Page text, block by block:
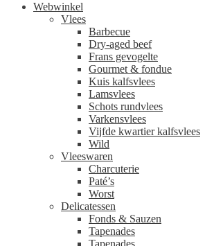
Webwinkel
Vlees
Barbecue
Dry-aged beef
Frans gevogelte
Gourmet & fondue
Kuis kalfsvlees
Lamsvlees
Schots rundvlees
Varkensvlees
Vijfde kwartier kalfsvlees
Wild
Vleeswaren
Charcuterie
Paté’s
Worst
Delicatessen
Fonds & Sauzen
Tapenades